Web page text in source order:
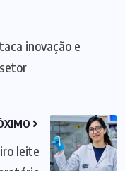
inovação e
leite